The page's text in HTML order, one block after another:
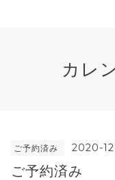
カレ
ご予約済み 2020-
ご予約済み